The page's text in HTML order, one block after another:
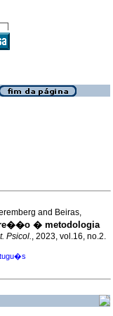
and Beiras,
� metodologia
Psicol., 2023, vol.16, no.2.